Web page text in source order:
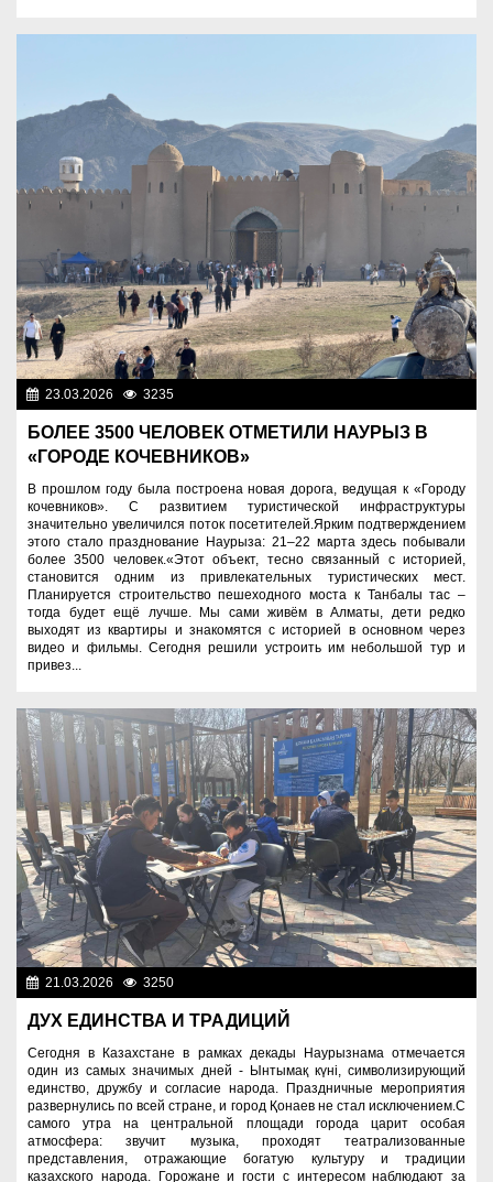
23.03.2026 3235
БОЛЕЕ 3500 ЧЕЛОВЕК ОТМЕТИЛИ НАУРЫЗ В
«ГОРОДЕ КОЧЕВНИКОВ»
В прошлом году была построена новая дорога, ведущая к «Городу
кочевников». С развитием туристической инфраструктуры
значительно увеличился поток посетителей.Ярким подтверждением
этого стало празднование Наурыза: 21–22 марта здесь побывали
более 3500 человек.«Этот объект, тесно связанный с историей,
становится одним из привлекательных туристических мест.
Планируется строительство пешеходного моста к Танбалы тас –
тогда будет ещё лучше. Мы сами живём в Алматы, дети редко
выходят из квартиры и знакомятся с историей в основном через
видео и фильмы. Сегодня решили устроить им небольшой тур и
привез...
21.03.2026 3250
ДУХ ЕДИНСТВА И ТРАДИЦИЙ
Сегодня в Казахстане в рамках декады Наурызнама отмечается
один из самых значимых дней - Ынтымақ күні, символизирующий
единство, дружбу и согласие народа. Праздничные мероприятия
развернулись по всей стране, и город Қонаев не стал исключением.С
самого утра на центральной площади города царит особая
атмосфера: звучит музыка, проходят театрализованные
представления, отражающие богатую культуру и традиции
казахского народа. Горожане и гости с интересом наблюдают за